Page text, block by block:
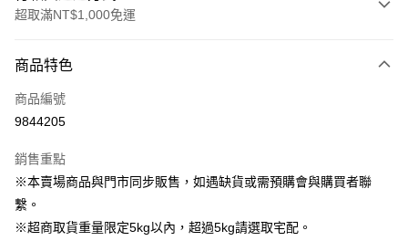
超取滿NT$1,000免運
信用卡一次付款
超商取貨付款
Apple Pay
街口支付
商品特色
商品編號
9844205
銷售重點
※本賣場商品與門市同步販售，如遇缺貨或需預購會與購買者聯
繫。
※超商取貨重量限定5kg以內，超過5kg請選取宅配。